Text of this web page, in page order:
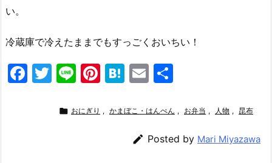
い。
冷蔵庫で冷えたままでもすっごくおいちい！
F
T
itt
Li
e
Pi
er
H
e
a
E
ai
l
 おにぎり , かまぼこ・はんぺん , お弁当 , 人物 , 昆布
 Posted by Mari Miyazawa